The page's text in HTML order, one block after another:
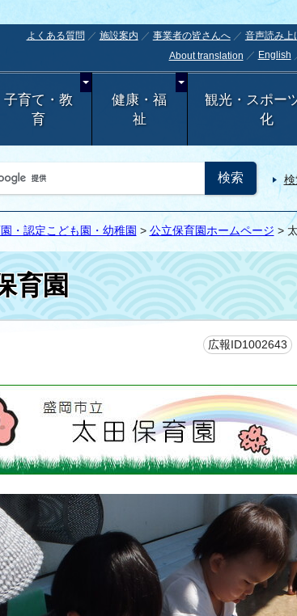
よくある質問 施設案内 事業者の皆さんへ
音声読み上
About translation
English
子育て・教
育
健康・福
祉
観光・スポー
化
・認定こども園・幼稚園 > 公立保育園ホームページ >
育園
広報ID1002643